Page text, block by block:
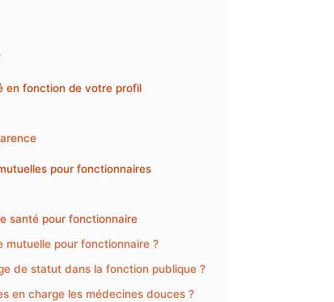
en fonction de votre profil
pour fonctionnaires
santé pour fonctionnaire
mutuelle pour fonctionnaire ?
de statut dans la fonction publique ?
en charge les médecines douces ?